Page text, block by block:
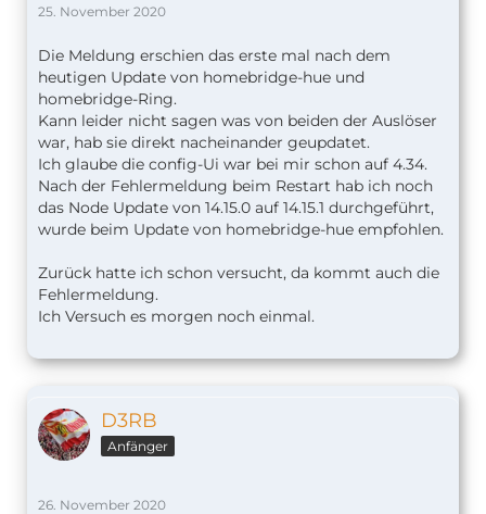
25. November 2020
Die Meldung erschien das erste mal nach dem
heutigen Update von homebridge-hue und
homebridge-Ring.
Kann leider nicht sagen was von beiden der Auslöser
war, hab sie direkt nacheinander geupdatet.
Ich glaube die config-Ui war bei mir schon auf 4.34.
Nach der Fehlermeldung beim Restart hab ich noch
das Node Update von 14.15.0 auf 14.15.1 durchgeführt,
wurde beim Update von homebridge-hue empfohlen.
Zurück hatte ich schon versucht, da kommt auch die
Fehlermeldung.
Ich Versuch es morgen noch einmal.
D3RB
Anfänger
26. November 2020